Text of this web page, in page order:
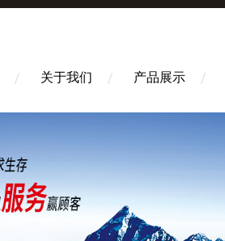
关于我们 产品展示